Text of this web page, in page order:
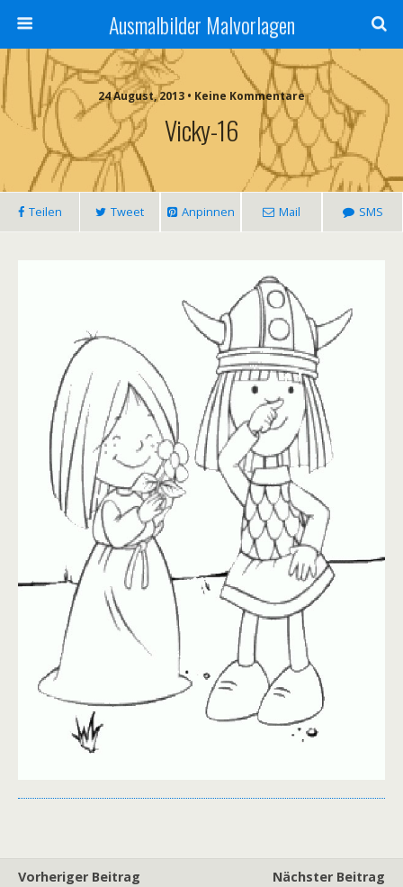
Ausmalbilder Malvorlagen
24 August, 2013 • Keine Kommentare
Vicky-16
Teilen Tweet Anpinnen Mail SMS
Vorheriger Beitrag
Nächster Beitrag